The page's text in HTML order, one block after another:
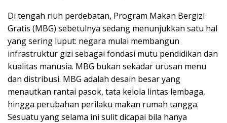
Di tengah riuh perdebatan, Program Makan Bergizi
Gratis (MBG) sebetulnya sedang menunjukkan satu hal
yang sering luput: negara mulai membangun
infrastruktur gizi sebagai fondasi mutu pendidikan dan
kualitas manusia. MBG bukan sekadar urusan menu
dan distribusi. MBG adalah desain besar yang
menautkan rantai pasok, tata kelola lintas lembaga,
hingga perubahan perilaku makan rumah tangga.
Sesuatu yang selama ini sulit dicapai bila hanya